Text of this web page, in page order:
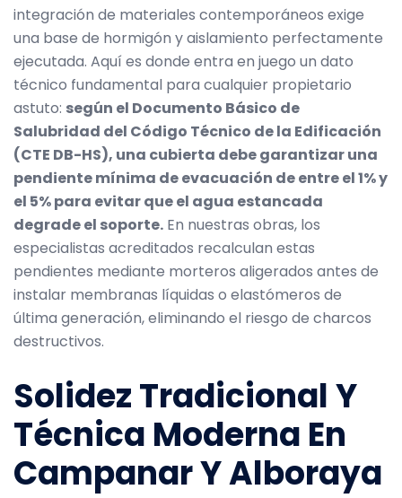
integración de materiales contemporáneos exige
una base de hormigón y aislamiento perfectamente
ejecutada. Aquí es donde entra en juego un dato
técnico fundamental para cualquier propietario
astuto: según el Documento Básico de
Salubridad del Código Técnico de la Edificación
(CTE DB-HS), una cubierta debe garantizar una
pendiente mínima de evacuación de entre el 1% y
el 5% para evitar que el agua estancada
degrade el soporte. En nuestras obras, los
especialistas acreditados recalculan estas
pendientes mediante morteros aligerados antes de
instalar membranas líquidas o elastómeros de
última generación, eliminando el riesgo de charcos
destructivos.
Solidez Tradicional Y
Técnica Moderna En
Campanar Y Alboraya